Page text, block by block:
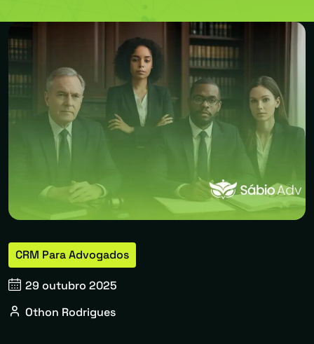
CRM Para Advogados
29 outubro 2025
Othon Rodrigues